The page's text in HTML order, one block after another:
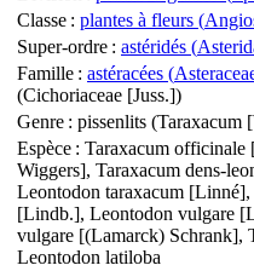
Classe : plantes à fleurs (
Super-ordre : astéridés (
Famille : astéracées (
(Cichoriaceae [Juss.])
Genre : pissenlits (Taraxacum
Espèce : Taraxacum officinale
Wiggers], Taraxacum dens-
Leontodon taraxacum [Linné],
[Lindb.], Leontodon vulgare
vulgare [(Lamarck) Schrank],
Leontodon latiloba